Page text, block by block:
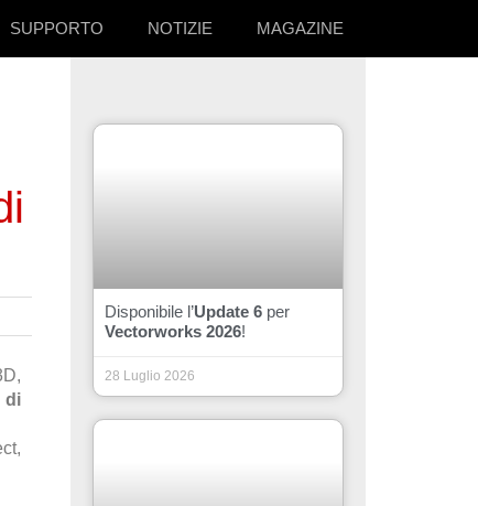
SUPPORTO NOTIZIE MAGAZINE
di
Disponibile l’Update 6per
Vectorworks 2026!
28 Luglio 2026